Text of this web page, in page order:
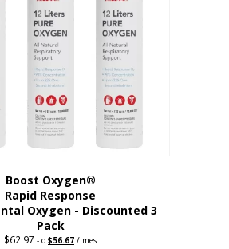
Boost Oxygen®
Rapid Response
Oxygen - Discounted 3
Pack
$62.97 - o Precio
$56.67 El
/ mes